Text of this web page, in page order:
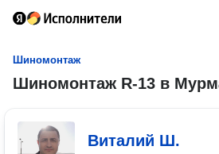
Шиномонтаж
Шиномонтаж R-13 в
Виталий Ш.